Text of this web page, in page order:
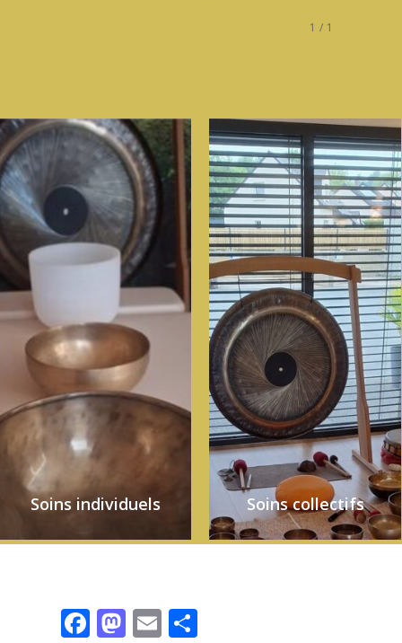
1 / 1
Soins individuels Soins collectifs
Facebook
Mastodon
Email